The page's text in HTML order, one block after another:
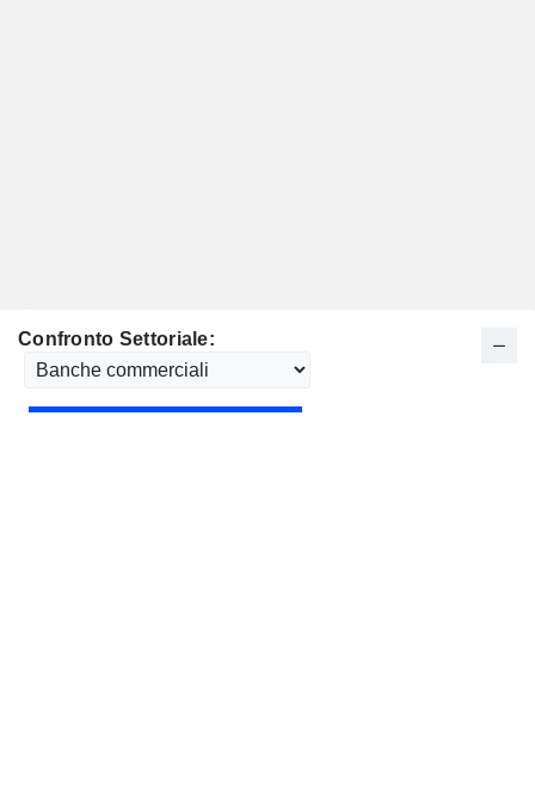
Confronto Settoriale: